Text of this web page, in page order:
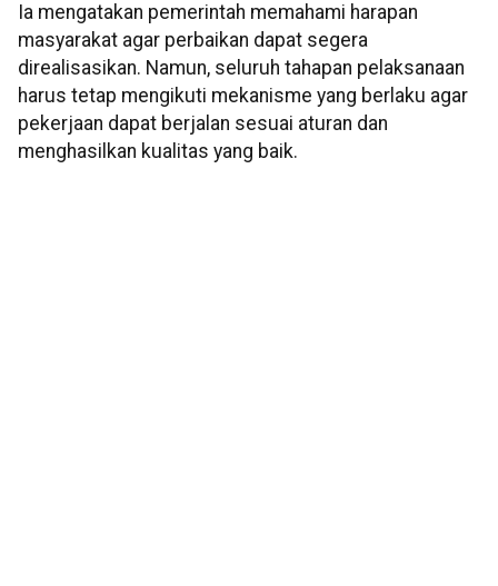
Ia mengatakan pemerintah memahami harapan
masyarakat agar perbaikan dapat segera
direalisasikan. Namun, seluruh tahapan pelaksanaan
harus tetap mengikuti mekanisme yang berlaku agar
pekerjaan dapat berjalan sesuai aturan dan
menghasilkan kualitas yang baik.